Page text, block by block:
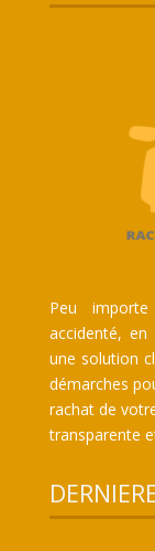
Peu
accidenté,
une solution
démarches
rachat de
transparente